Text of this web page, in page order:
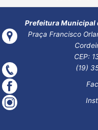
Prefeitura Municipal
Praça Francisco
CEP:
(19)